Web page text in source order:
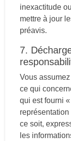
inexactitude
mettre à jour
préavis.
7.
Vous
ce qui
qui est fourni
ce soit,
les